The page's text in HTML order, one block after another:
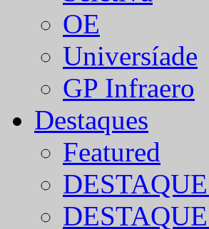
OE
Universíade
GP Infraero
Destaques
Featured